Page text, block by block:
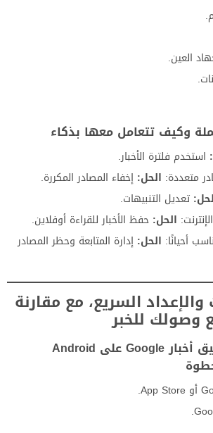
العين.
وكيف تتعامل معها بذكاء
استخدم فلترة الأخبار.
متعددة: الحل: إخفاء المصادر المكررة.
تعديل التنبيهات.
الحل: حفظ الأخبار للقراءة أوفلاين.
أحيانًا: الحل: إدارة المتابعة وحظر المصادر
السريع، مع مقارنة
وصولك للخبر
طريقة تثبيت تطبيق أخبار Google على Android